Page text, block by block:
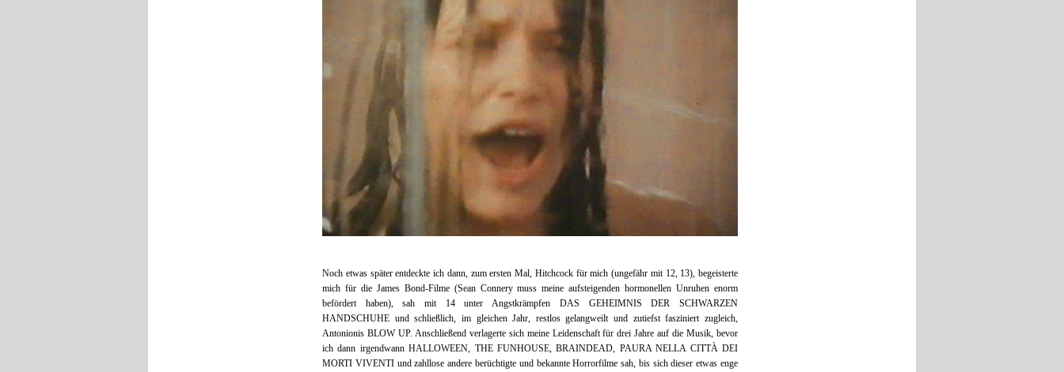
Noch etwas später entdeckte ich dann, zum ersten Mal, Hitchcock für mich (ungefähr mit 12, 13), begeisterte
mich für die James Bond-Filme (Sean Connery muss meine aufsteigenden hormonellen Unruhen enorm
befördert haben), sah mit 14 unter Angstkrämpfen DAS GEHEIMNIS DER SCHWARZEN
HANDSCHUHE und schließlich, im gleichen Jahr, restlos gelangweilt und zutiefst fasziniert zugleich,
Antonionis BLOW UP. Anschließend verlagerte sich meine Leidenschaft für drei Jahre auf die Musik, bevor
ich dann irgendwann HALLOWEEN, THE FUNHOUSE, BRAINDEAD, PAURA NELLA CITTÀ DEI
MORTI VIVENTI und zahllose andere berüchtigte und bekannte Horrorfilme sah, bis sich dieser etwas enge